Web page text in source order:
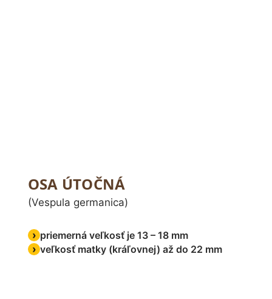
OSA ÚTOČNÁ
(Vespula germanica)
priemerná veľkosť je 13 – 18 mm
veľkosť matky (kráľovnej) až do 22 mm